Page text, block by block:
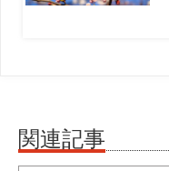
関連記事